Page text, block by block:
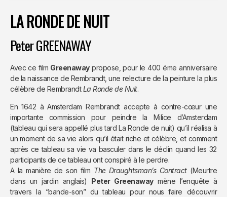
LA RONDE DE NUIT
Peter GREENAWAY
Avec ce film Greenawaypropose, pour le 400 éme anniversaire
de la naissance de Rembrandt, une relecture de la peinture la plus
célèbre de RembrandtLa Ronde de Nuit.
En 1642 à Amsterdam Rembrandt accepte à contre-cœur une
importante commission pour peindre la Milice d’Amsterdam
(tableau qui sera appellé plus tard La Ronde de nuit) qu’il réalisa à
un moment de sa vie alors qu’il était riche et célèbre, et comment
après ce tableau sa vie va basculer dans le déclin quand les 32
participants de ce tableau ont conspiré à le perdre.
A la manière de son film The Draughtsman’s Contract(Meurtre
dans un jardin anglais) Peter Greenawaymène l’enquête à
travers la “bande-son” du tableau pour nous faire découvrir